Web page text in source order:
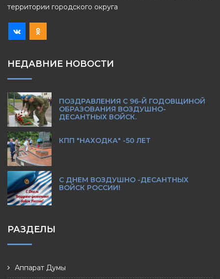
территории городского округа
НЕДАВНИЕ НОВОСТИ
ПОЗДРАВЛЕНИЯ С 96-Й ГОДОВЩИНОЙ
ОБРАЗОВАНИЯ ВОЗДУШНО-
ДЕСАНТНЫХ ВОЙСК.
КПП "НАХОДКА" -50 ЛЕТ
С ДНЕМ ВОЗДУШНО -ДЕСАНТНЫХ
ВОЙСК РОССИИ!
РАЗДЕЛЫ
Аппарат Думы